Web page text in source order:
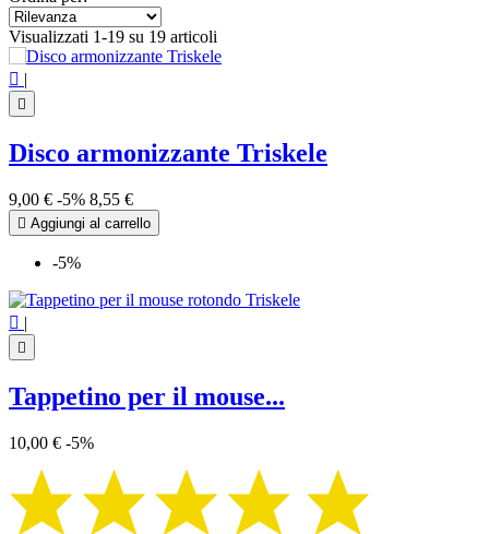
Visualizzati 1-19 su 19 articoli
 |

Disco armonizzante Triskele
9,00 € -5% 8,55 €
 Aggiungi al carrello
-5%
 |

Tappetino per il mouse...
10,00 € -5%